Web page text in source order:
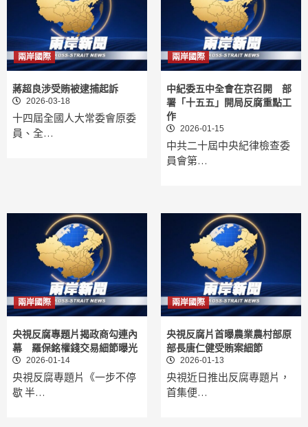
兩岸國際
蔣超良涉受賄被逮捕起訴
2026-03-18
十四屆全國人大常委會原委
員、全…
兩岸國際
中紀委五中全會在京召開 部
署「十五五」開局反腐重點工
作
2026-01-15
中共二十屆中央紀律檢查委
員會第…
兩岸國際
央視反腐專題片揭政商勾連內
幕 羅保銘權錢交易細節曝光
2026-01-14
央視反腐專題片《一步不停
歇 半…
兩岸國際
央視反腐片首曝農業農村部原
部長唐仁健受賄案細節
2026-01-13
央視近日推出反腐專題片，
首集便…